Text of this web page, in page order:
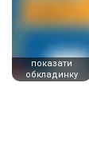
показати
обкладинку